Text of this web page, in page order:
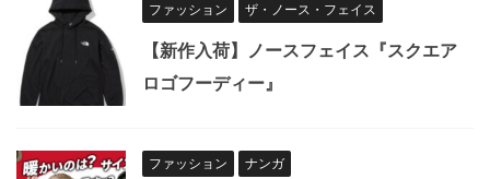
ファッション ザ・ノース・フェイス
【新作入荷】ノースフェイス『スクエア
ロゴフーディー』
ファッション ナンガ